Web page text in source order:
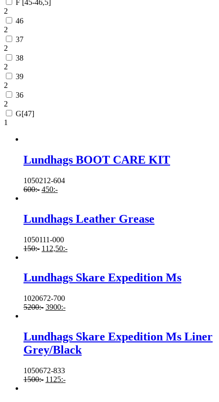
F [45-46,5]
2
46
2
37
2
38
2
39
2
36
2
G[47]
1
Lundhags BOOT CARE KIT
1050212-604
600:- 450:-
Lundhags Leather Grease
1050111-000
150:- 112,50:-
Lundhags Skare Expedition Ms
1020672-700
5200:- 3900:-
Lundhags Skare Expedition Ms Liner
Grey/Black
1050672-833
1500:- 1125:-